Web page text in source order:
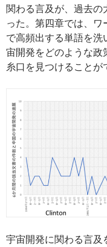
関わる言及が、過去の
った。第四章では、
で高頻出する単語を
宙開発をどのような政
糸口を見つけることが
宇宙開発に関わる言及